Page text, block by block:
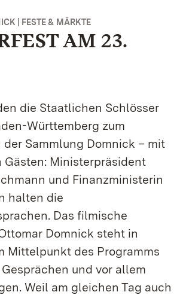
| FESTE & MÄRKTE
AM 23.
die Staatlichen Schlösser
Württemberg zum
der Sammlung Domnick – mit
Gästen: Ministerpräsident
und Finanzministerin
halten die
Das filmische
Domnick steht in
Mittelpunkt des Programms
und vor allem
Weil am gleichen Tag auch